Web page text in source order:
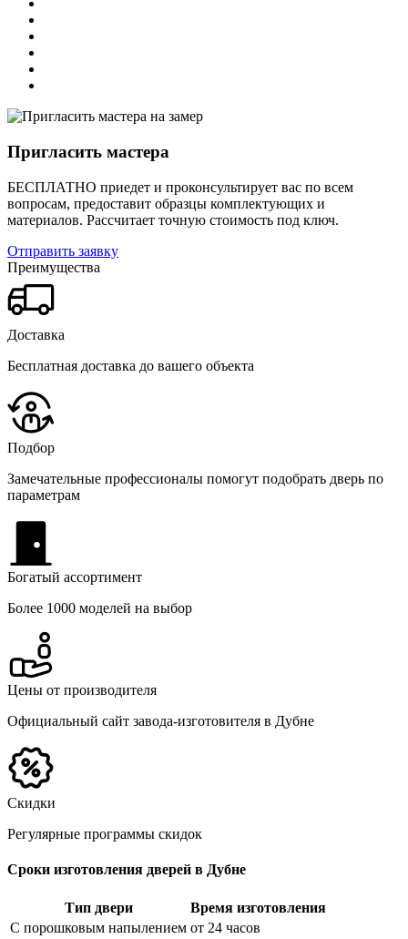
Пригласить мастера
БЕСПЛАТНО приедет и проконсультирует вас по всем
вопросам, предоставит образцы комплектующих и
материалов. Рассчитает точную стоимость под ключ.
Отправить заявку
Преимущества
Доставка
Бесплатная доставка до вашего объекта
Подбор
Замечательные профессионалы помогут подобрать дверь по
параметрам
Богатый ассортимент
Более 1000 моделей на выбор
Цены от производителя
Официальный сайт завода-изготовителя в Дубне
Скидки
Регулярные программы скидок
Сроки изготовления дверей в Дубне
Тип двери
Время изготовления
С порошковым напылением от 24 часов